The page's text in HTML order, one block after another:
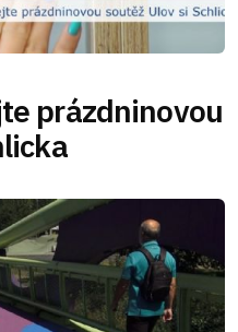
prázdninovou